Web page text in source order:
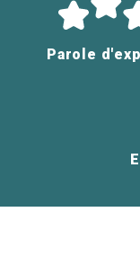
Parole